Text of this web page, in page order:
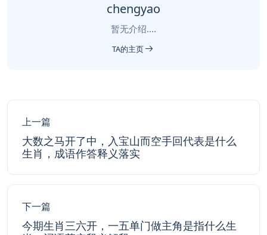
chengyao
暂无介绍....
TA的主页
上一篇
大数之马开了中，入宝山而空手回代表是什么
生肖，成语作答释义落实
下一篇
今期生肖三六开，一五单门做主角是指什么生